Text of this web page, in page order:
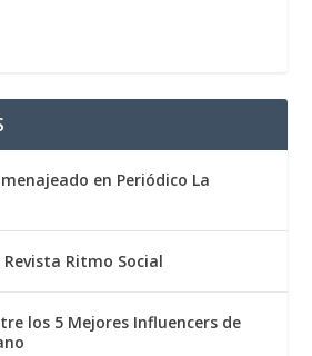
en Periódico La
Ritmo Social
los 5 Mejores Influencers de